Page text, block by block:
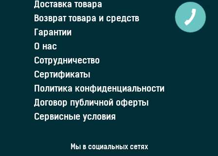
Доставка товара
Возврат товара и средств
Гарантии
О нас
Сотрудничество
Сертификаты
Политика конфиденциальности
Договор публичной оферты
Сервисные условия
Мы в социальных сетях